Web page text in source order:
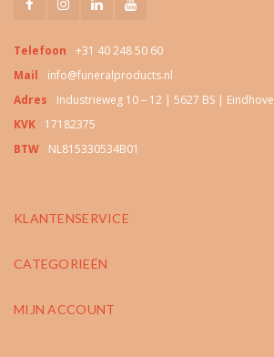
Telefoon
+31 40 248 50 60
Mail
info@funeralproducts.nl
Adres
Industrieweg 10 – 12 | 5627 BS |
KVK
17182375
BTW
NL815330534B01
KLANTENSERVICE
CATEGORIEËN
MIJN ACCOUNT